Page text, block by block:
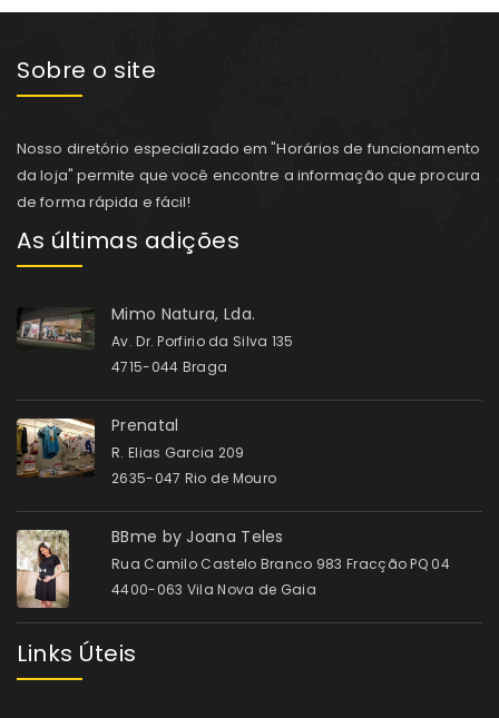
Sobre o site
Nosso diretório especializado em "Horários de funcionamento
da loja" permite que você encontre a informação que procura
de forma rápida e fácil!
As últimas adições
Mimo Natura, Lda.
Av. Dr. Porfirio da Silva 135
4715-044 Braga
Prenatal
R. Elias Garcia 209
2635-047 Rio de Mouro
BBme by Joana Teles
Rua Camilo Castelo Branco 983 Fracção PQ 04
4400-063 Vila Nova de Gaia
Links Úteis